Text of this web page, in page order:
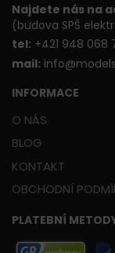
Najdete nás na
(budova SPŠ
tel: +421 948 068
mail:
INFORMACE
O NÁS
BLOG
KONTAKT
OBCHODNÍ
PLATEBNÍ